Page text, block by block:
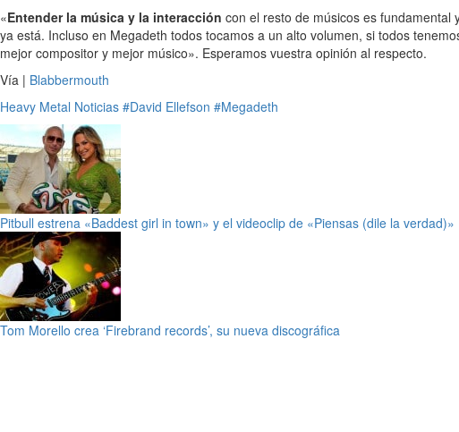
«Entender la música y la interacción con el resto de músicos es
ya está. Incluso en Megadeth todos tocamos a un alto volumen, si todos
mejor compositor y mejor músico». Esperamos vuestra opinión al respecto.
Vía | Blabbermouth
Heavy Metal Noticias #David Ellefson #Megadeth
Pitbull estrena «Baddest girl in town» y el videoclip de «Piensas (dile la verdad)»
Tom Morello crea ‘Firebrand records’, su nueva discográfica